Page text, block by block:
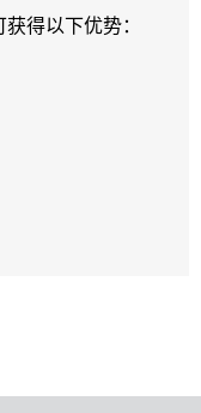
得以下优势：